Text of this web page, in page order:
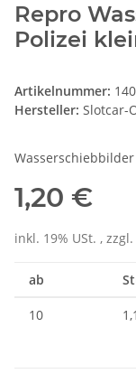
Repro
Polizei
Artikelnummer:
Hersteller: Slotcar-
1,20 €
inkl. 19% USt. , zzgl.
ab
10